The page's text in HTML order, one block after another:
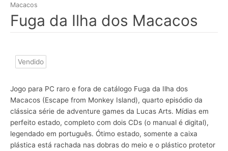
Macacos
Fuga da Ilha dos Macacos
Vendido
Jogo para PC raro e fora de catálogo Fuga da Ilha dos
Macacos (Escape from Monkey Island), quarto episódio da
clássica série de adventure games da Lucas Arts. Mídias em
perfeito estado, completo com dois CDs (o manual é digital),
legendado em português. Ótimo estado, somente a caixa
plástica está rachada nas dobras do meio e o plástico protetor